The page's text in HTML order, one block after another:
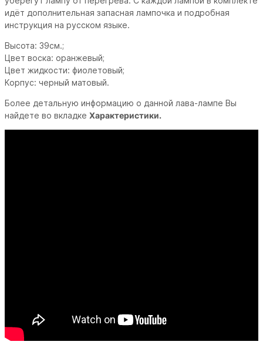
идёт дополнительная запасная лампочка и подробная
инструкция на русском языке.
Высота: 39см.;
Цвет воска: оранжевый;
Цвет жидкости: фиолетовый;
Корпус: черный матовый.
Более детальную информацию о данной лава-лампе Вы
найдете во вкладке Характеристики.